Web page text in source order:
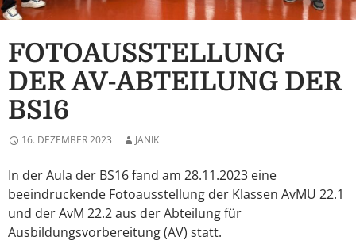
FOTOAUSSTELLUNG
DER AV-ABTEILUNG DER
BS16
16. DEZEMBER 2023 JANIK
In der Aula der BS16 fand am 28.11.2023 eine
beeindruckende Fotoausstellung der Klassen AvMU 22.1
und der AvM 22.2 aus der Abteilung für
Ausbildungsvorbereitung (AV) statt.